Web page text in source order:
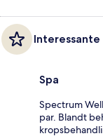
Spa
Spectrum
par. Blandt